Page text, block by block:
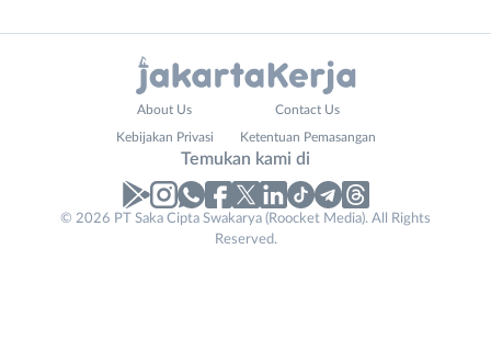
No. Telp /
About Us Contact Us
Kebijakan Privasi Ketentuan Pemasangan
Temukan kami di
© 2026 PT Saka Cipta Swakarya (Roocket Media). All Rights
Reserved.